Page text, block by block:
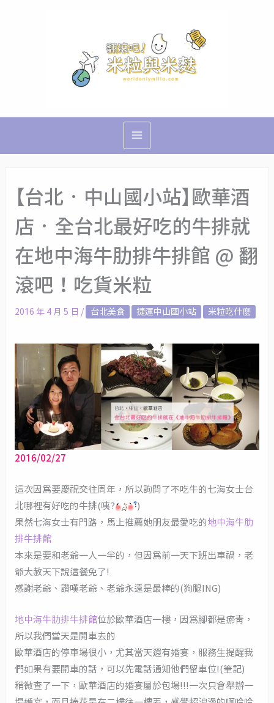
Menu
【台北‧中山國小站】歐華酒
店‧全台北最好吃的牛排就
在地中海牛肋排牛排館 @ 翻
滾吧！吃貨米粒
2016 年 4 月 5 日 / 台北美食 捷運中山國小站 米粒吃什麼
2016/02/27
這次因為要慶祝交往周年，所以詢問了不吃牛的七海女士台
北哪裡有好吃的牛排(咦?
)
果然七海女士有門路，馬上推薦她朋友最愛吃的 地中海牛肋
排牛排館
本來是要和老爺一人一半的，但因為前一天下班出車禍，老
爺大赦天下說這餐免了!
感謝老爺、讚嘆老爺、老爺永遠是最棒的(狗腿ING)
地中海牛肋排牛排館位於歐華酒店一樓，因為腳都是瘀青，
所以我們當天是開車去的
歐華酒店的停車場很小，尤其當天還有婚宴，服務生提醒我
們如果有要開車的話，可以先電話通知他們留車位!(筆記)
稍微查了一下，歐華酒店的婚宴屬於包場!!!一次只會舉辦一